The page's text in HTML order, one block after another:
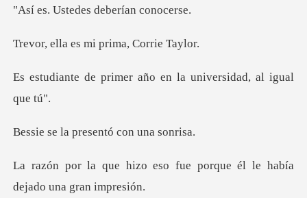
edes debería
es mi prima,
er año en la universi
presentó con
so fue porque él le había